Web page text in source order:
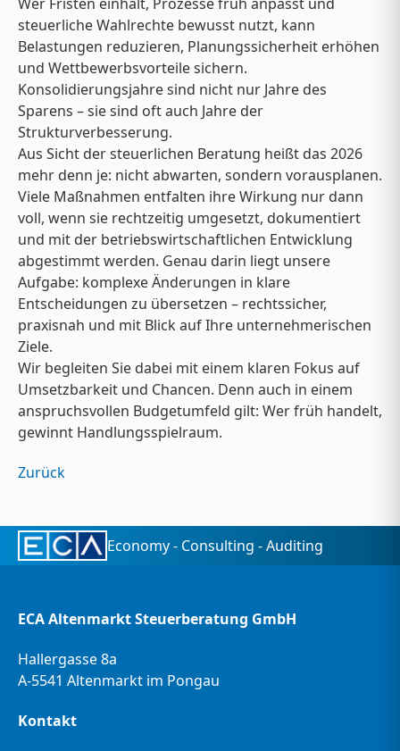
steuerliche Wahlrechte bewusst nutzt, kann
Belastungen reduzieren, Planungssicherheit erhöhen
und Wettbewerbsvorteile sichern.
Konsolidierungsjahre sind nicht nur Jahre des
Sparens – sie sind oft auch Jahre der
Strukturverbesserung.
Aus Sicht der steuerlichen Beratung heißt das 2026
mehr denn je: nicht abwarten, sondern vorausplanen.
Viele Maßnahmen entfalten ihre Wirkung nur dann
voll, wenn sie rechtzeitig umgesetzt, dokumentiert
und mit der betriebswirtschaftlichen Entwicklung
abgestimmt werden. Genau darin liegt unsere
Aufgabe: komplexe Änderungen in klare
Entscheidungen zu übersetzen – rechtssicher,
praxisnah und mit Blick auf Ihre unternehmerischen
Ziele.
Wir begleiten Sie dabei mit einem klaren Fokus auf
Umsetzbarkeit und Chancen. Denn auch in einem
anspruchsvollen Budgetumfeld gilt: Wer früh handelt,
gewinnt Handlungsspielraum.
Zurück
Economy - Consulting - Auditing
ECA Altenmarkt Steuerberatung GmbH
Hallergasse 8a
A-5541 Altenmarkt im Pongau
Kontakt